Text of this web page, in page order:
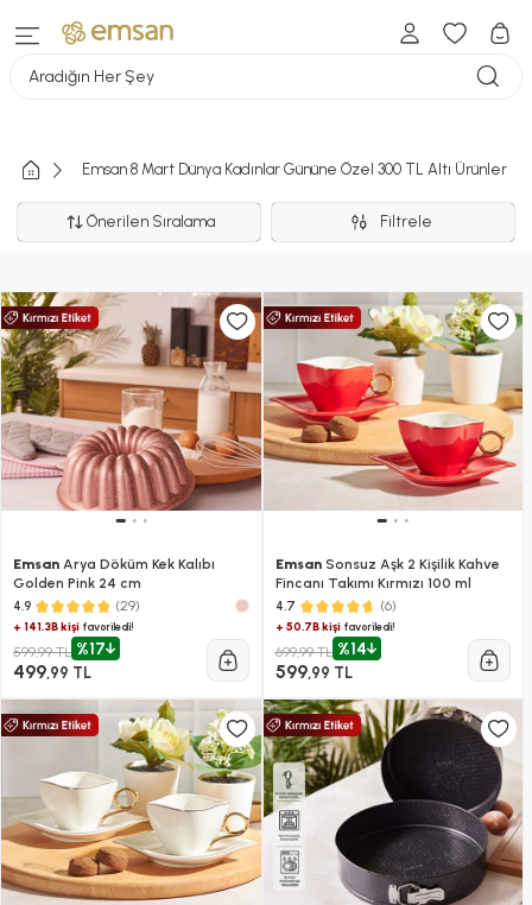
Aradığın Her Şey
Emsan 8 Mart Dünya Kadınlar Gününe Özel 300 TL Altı Ürünler
Önerilen Sıralama Filtrele
Emsan Arya Döküm Kek Kalıbı
Golden Pink 24 cm
4.9 (29)
+ 141.3B kişi favoriledi!
599,99 TL %17
499,99 TL
EmsanSonsuz Aşk 2 Kişilik Kahve
Fincanı Takımı Kırmızı 100 ml
4.7 (6)
+ 50.7B kişifavoriledi!
699,99 TL %14
599,99 TL